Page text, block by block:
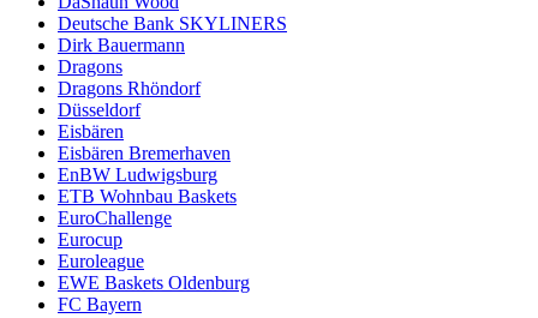
Deutsche Bank SKYLINERS
Dirk Bauermann
Dragons
Dragons Rhöndorf
Düsseldorf
Eisbären
Eisbären Bremerhaven
EnBW Ludwigsburg
ETB Wohnbau Baskets
EuroChallenge
Eurocup
Euroleague
EWE Baskets Oldenburg
FC Bayern